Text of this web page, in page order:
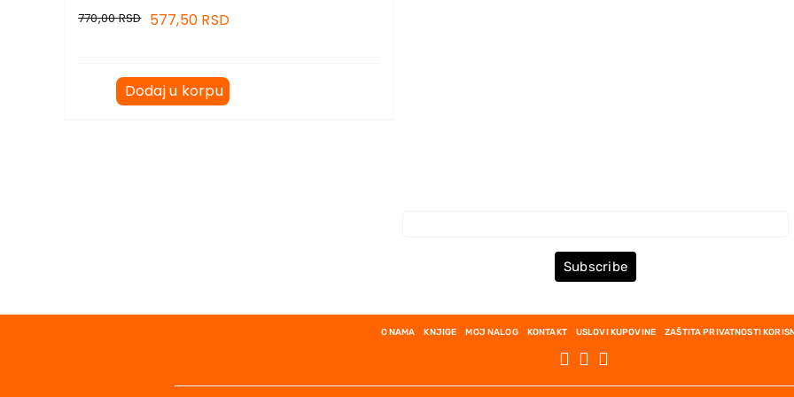
770,00RSD 577,50 RSD
Dodaj u korpu
Subscribe
O NAMA KNJIGE MOJ NALOG KONTAKT USLOVI KUPOVINE ZAŠTITA PRIVATNOSTI